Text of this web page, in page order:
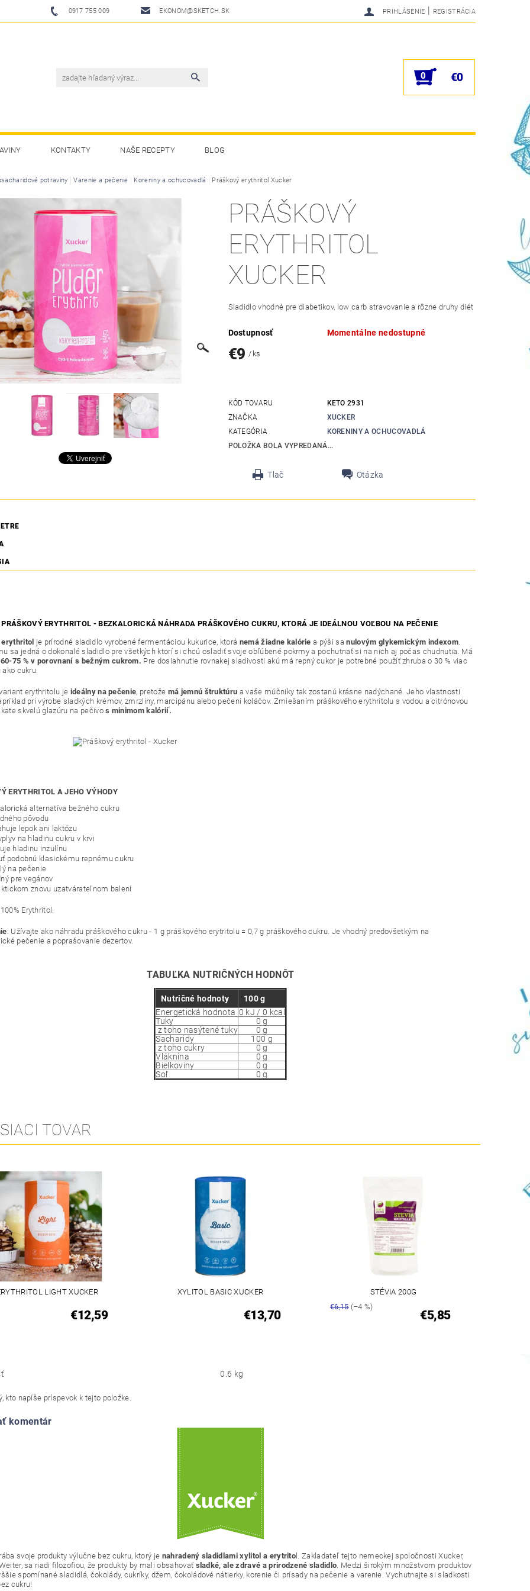
0917 755 009 EKONOM@SKETCH.SK PRIHLÁSENIE | REGISTRÁCIA
0 €0
KONTAKTY NAŠE RECEPTY BLOG
potraviny Varenie a pečenie Koreniny a ochucovadlá Práškový erythritol Xucker
PRÁŠKOVÝ
ERYTHRITOL
XUCKER
Sladidlo vhodné pre diabetikov, low carb stravovanie a rôzne druhy diét
Dostupnosť Momentálne nedostupné
€9/ ks
KÓD TOVARU
KETO 2931
ZNAČKA
XUCKER
KATEGÓRIA
KORENINY A OCHUCOVADLÁ
POLOŽKA BOLA VYPREDANÁ...
Tlač Otázka
PRÁŠKOVÝ ERYTHRITOL - BEZKALORICKÁ NÁHRADA PRÁŠKOVÉHO CUKRU, KTORÁ JE IDEÁLNOU VOĽBOU NA PEČENIE
je prírodné sladidlo vyrobené fermentáciou kukurice, ktorá nemá žiadne kalórie a pýši sanulovým glykemickým indexom.
sa jedná o dokonalé sladidlo pre všetkých ktorí si chcú osladiť svoje obľúbené pokrmy a pochutnať si na nich aj počas chudnutia. Má
75 % v porovnaní s bežným cukrom. Pre dosiahnutie rovnakej sladivosti akú má repný cukor je potrebné použíť zhruba o 30 % viac
cukru.
erythritolu je ideálny na pečenie, pretože má jemnú štruktúru a vaše múčniky tak zostanú krásne nadýchané. Jeho vlastnosti
pri výrobe sladkých krémov, zmrzliny, marcipánu alebo pečení koláčov. Zmiešaním práškového erythritolu s vodou a citrónovou
skvelú glazúru na pečivos minimom kalórií.
ERYTHRITOL A JEHO VÝHODY
alternatíva bežného cukru
pôvodu
lepok ani laktózu
na hladinu cukru v krvi
hladinu inzulínu
podobnú klasickému repnému cukru
na pečenie
pre vegánov
znovu uzatvárateľnom balení
Erythritol.
: Užívajte ako náhradu práškového cukru - 1 g práškového erytritolu = 0,7 g práškového cukru. Je vhodný predovšetkým na
pečenie a poprašovanie dezertov.
TABUĽKA NUTRIČNÝCH HODNÔT
Nutričné hodnoty
100 g
Energetická hodnota 0 kJ / 0 kcal
Tuky
0 g
z toho nasýtené tuky
0 g
Sacharidy
100 g
z toho cukry
0 g
Vláknina
0 g
Bielkoviny
0 g
Soľ
0 g
TOVAR
LIGHT XUCKER
€12,59
XYLITOL BASIC XUCKER
€13,70
STÉVIA 200G
€6,15(–4 %)
€5,85
0.6 kg
kto napíše príspevok k tejto položke.
komentár
svoje produkty výlučne bez cukru, ktorý je nahradený sladidlami xylitol a erytrito l. Zakladateľ tejto nemeckej spoločnosti Xucker,
sa riadi filozofiou, že produkty by mali obsahovať sladké, ale zdravé a prirodzené sladidlo . Medzi širokým množstvom produktov
spomínané sladidlá, čokolády, cukríky, džem, čokoládové nátierky, korenie či prísady na pečenie a varenie. Vychutnajte si sladkosti
cukru!